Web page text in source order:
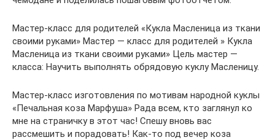
Мастер-класс для родителей «Кукла Масленица из ткани
своими руками» Мастер — класс для родителей » Кукла
Масленица из ткани своими руками» Цель мастер —
класса: Научить выполнять обрядовую куклу Масленицу.
Мастер-класс изготовления по мотивам народной куклы
«Печальная коза Марфуша» Рада всем, кто заглянул ко
мне на страничку в этот час! Спешу вновь вас
рассмешить и порадовать! Как-то под вечер коза